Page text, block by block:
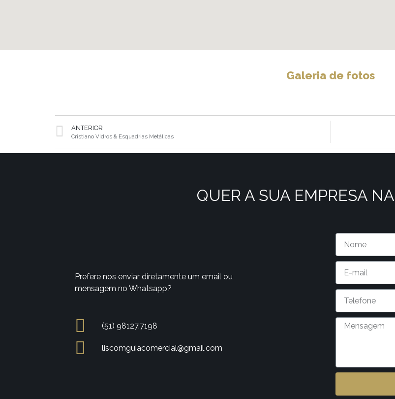
Galeria de fotos
ANTERIOR
Cristiano Vidros & Esquadrias Metálicas
QUER A SUA EMPRESA
Prefere nos enviar diretamente um email ou
mensagem no Whatsapp?
(51) 98127.7198
liscomguiacomercial@gmail.com